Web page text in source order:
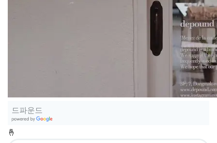
드파운드
oogle Plac
🤞